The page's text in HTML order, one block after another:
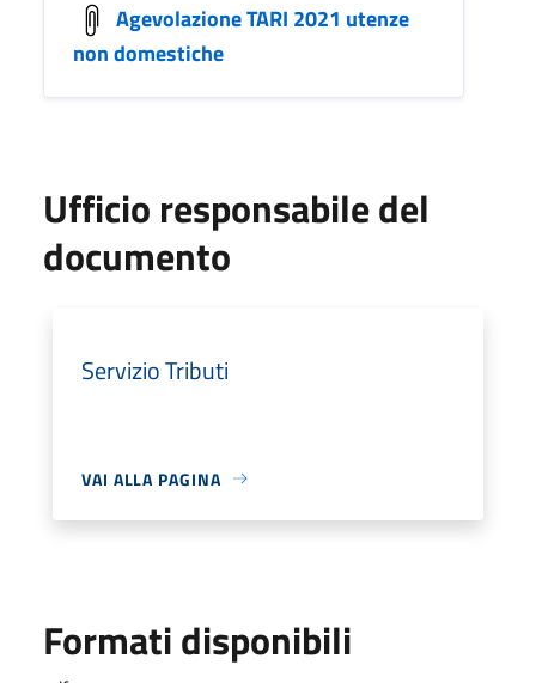
Agevolazione TARI 2021 utenze
non domestiche
Ufficio responsabile del
documento
Servizio Tributi
VAI ALLA PAGINA
Formati disponibili